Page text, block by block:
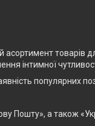
товарів
інтимної
популярних
Пошту», а також